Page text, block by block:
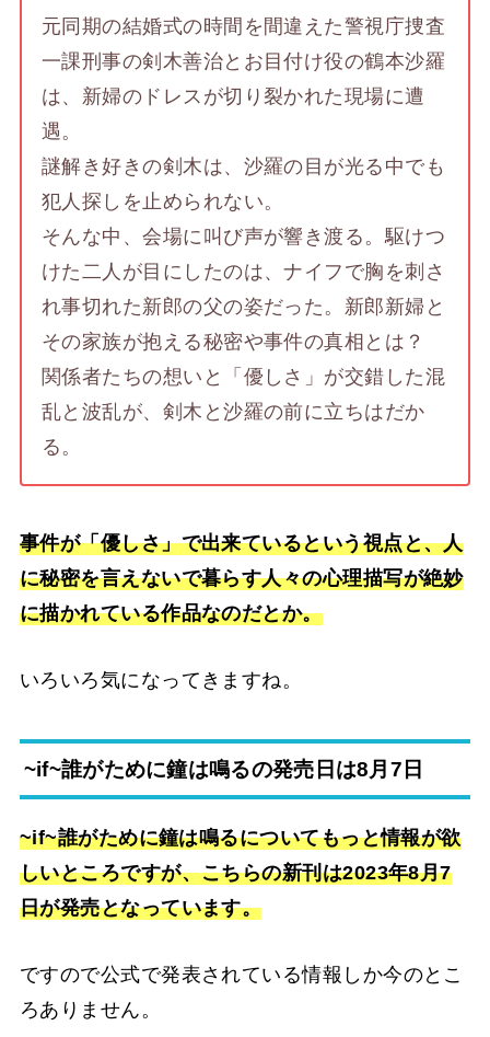
元同期の結婚式の時間を間違えた警視庁捜査
一課刑事の剣木善治とお目付け役の鶴本沙羅
は、新婦のドレスが切り裂かれた現場に遭
遇。
謎解き好きの剣木は、沙羅の目が光る中でも
犯人探しを止められない。
そんな中、会場に叫び声が響き渡る。駆けつ
けた二人が目にしたのは、ナイフで胸を刺さ
れ事切れた新郎の父の姿だった。新郎新婦と
その家族が抱える秘密や事件の真相とは？
関係者たちの想いと「優しさ」が交錯した混
乱と波乱が、剣木と沙羅の前に立ちはだか
る。
事件が「優しさ」で出来ているという視点と、人
に秘密を言えないで暮らす人々の心理描写が絶妙
に描かれている作品なのだとか。
いろいろ気になってきますね。
~if~誰がために鐘は鳴るの発売日は8月7日
~if~誰がために鐘は鳴るについてもっと情報が欲
しいところですが、こちらの新刊は2023年8月7
日が発売となっています。
ですので公式で発表されている情報しか今のとこ
ろありません。